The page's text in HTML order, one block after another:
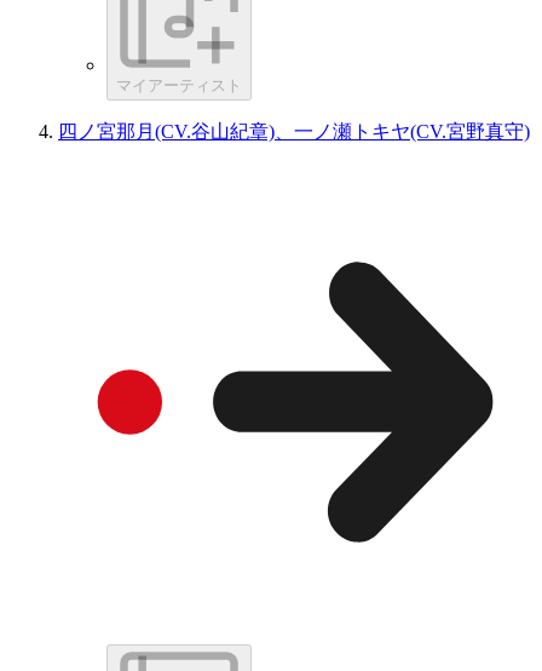
マイアーティスト
四ノ宮那月(CV.谷山紀章)、一ノ瀬トキヤ(CV.宮野真守)